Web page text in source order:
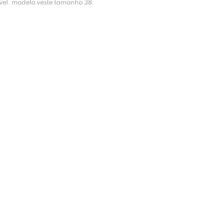
modelo veste tamanho 38.